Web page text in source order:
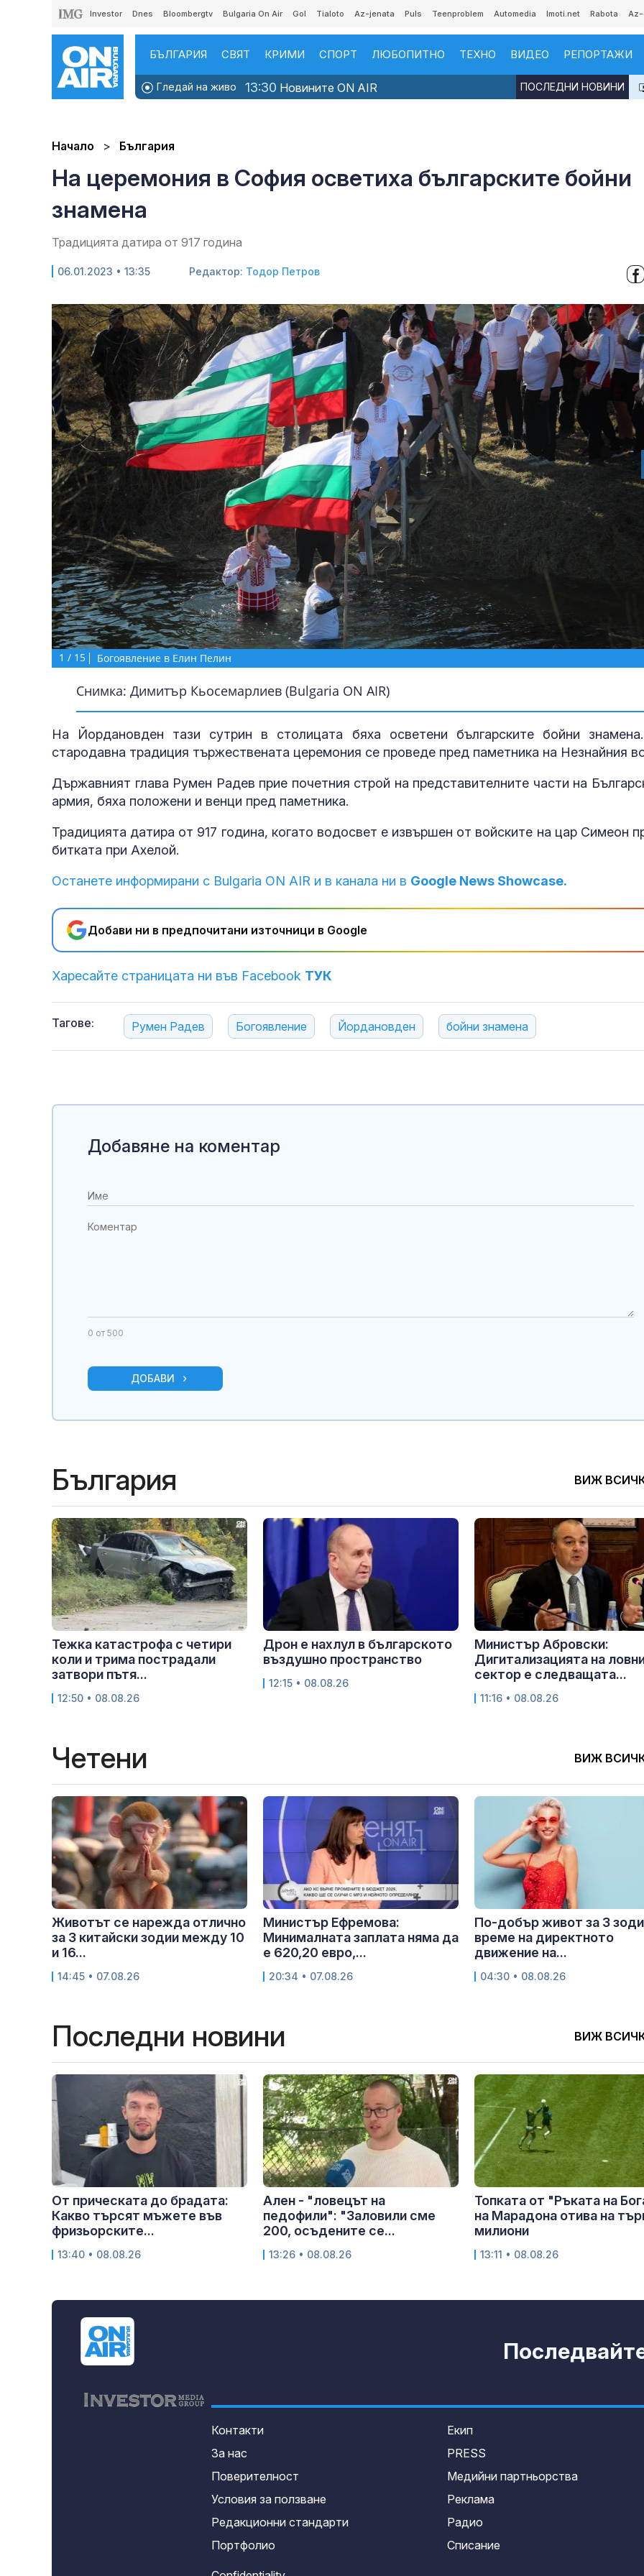
Investor Dnes Bloombergtv Bulgaria On Air Gol Tialoto Az-jenata Puls Teenproblem Automedia Imoti.net Rabota
БЪЛГАРИЯ СВЯТ КРИМИ СПОРТ ЛЮБОПИТНО ТЕХНО ВИДЕО РЕПОРТАЖИ
Гледай на живо 13:30 Новините ON AIR ПОСЛЕДНИ НОВИНИ
Начало България
На церемония в София осветиха българските бойни
знамена
Традицията датира от 917 година
06.01.2023 • 13:35 Редактор: Тодор Петров
1 / 15 Богоявление в Елин Пелин
Снимка: Димитър Кьосемарлиев (Bulgaria ON AIR)
На Йордановден тази сутрин в столицата бяха осветени българските бойни
стародавна традиция тържествената церемония се проведе пред паметника на Незнайния
Държавният глава Румен Радев прие почетния строй на представителните части на
армия, бяха положени и венци пред паметника.
Традицията датира от 917 година, когато водосвет е извършен от войските на цар Симеон
битката при Ахелой.
Останете информирани с Bulgaria ON AIR и в канала ни в Google News Showcase.
Добави ни в предпочитани източници в Google
Харесайте страницата ни във Facebook ТУК
Тагове: Румен Радев Богоявление Йордановден бойни знамена
Времето
остров Крит
отбраната:
въздушното пространство
служителка
Добавяне на коментар
0 от 500
ДОБАВИ
България ВИЖ
Тежка катастрофа с четири
коли и трима пострадали
затвори пътя...
12:50 • 08.08.26
Дрон е нахлул в българското
въздушно пространство
12:15 • 08.08.26
Министър Абровски:
Дигитализацията на
сектор е следващата...
11:16 • 08.08.26
Четени ВИЖ
Животът се нарежда отлично
за 3 китайски зодии между 10
и 16...
14:45 • 07.08.26
Министър Ефремова:
Минималната заплата няма да
е 620,20 евро,...
20:34 • 07.08.26
По-добър живот за 3
време на директното
движение на...
04:30 • 08.08.26
Последни новини ВИЖ
От прическата до брадата:
Какво търсят мъжете във
фризьорските...
13:40 • 08.08.26
Ален - "ловецът на
педофили": "Заловили сме
200, осъдените се...
13:26 • 08.08.26
Топката от "Ръката на
на Марадона отива на
милиони
13:11 • 08.08.26
Контакти
За нас
Поверителност
Условия за ползване
Редакционни стандарти
Портфолио
Екип
PRESS
Медийни партньорства
Реклама
Радио
Списание